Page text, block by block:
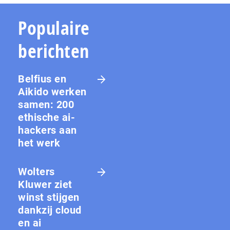
Populaire
berichten
Belfius en
Aikido werken
samen: 200
ethische ai-
hackers aan
het werk
Wolters
Kluwer ziet
winst stijgen
dankzij cloud
en ai